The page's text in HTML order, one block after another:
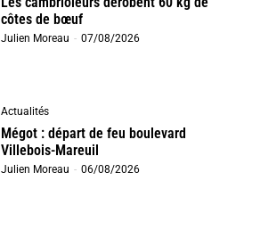
côtes de bœuf
Julien Moreau - 07/08/2026
Actualités
Mégot : départ de feu boulevard
Villebois-Mareuil
Julien Moreau - 06/08/2026